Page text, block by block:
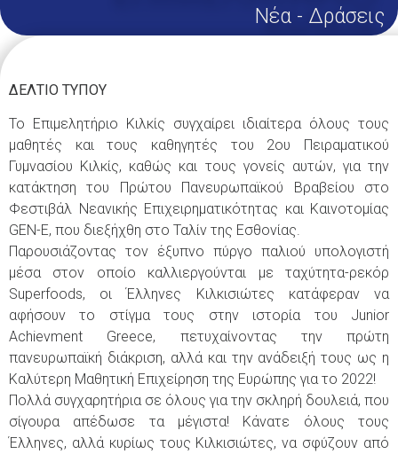
Νέα - Δράσεις
ΔΕΛΤΙΟ ΤΥΠΟΥ
Το Επιμελητήριο Κιλκίς συγχαίρει ιδιαίτερα όλους τους
μαθητές και τους καθηγητές του 2ου Πειραματικού
Γυμνασίου Κιλκίς, καθώς και τους γονείς αυτών, για την
κατάκτηση του Πρώτου Πανευρωπαϊκού Βραβείου στο
Φεστιβάλ Νεανικής Επιχειρηματικότητας και Καινοτομίας
GEN-E, που διεξήχθη στο Ταλίν της Εσθονίας.
Παρουσιάζοντας τον έξυπνο πύργο παλιού υπολογιστή
μέσα στον οποίο καλλιεργούνται με ταχύτητα-ρεκόρ
Superfoods, οι Έλληνες Κιλκισιώτες κατάφεραν να
αφήσουν το στίγμα τους στην ιστορία του Junior
Achievment Greece, πετυχαίνοντας την πρώτη
πανευρωπαϊκή διάκριση, αλλά και την ανάδειξή τους ως η
Καλύτερη Μαθητική Επιχείρηση της Ευρώπης για το 2022!
Πολλά συγχαρητήρια σε όλους για την σκληρή δουλειά, που
σίγουρα απέδωσε τα μέγιστα! Κάνατε όλους τους
Έλληνες, αλλά κυρίως τους Κιλκισιώτες, να σφύζουν από